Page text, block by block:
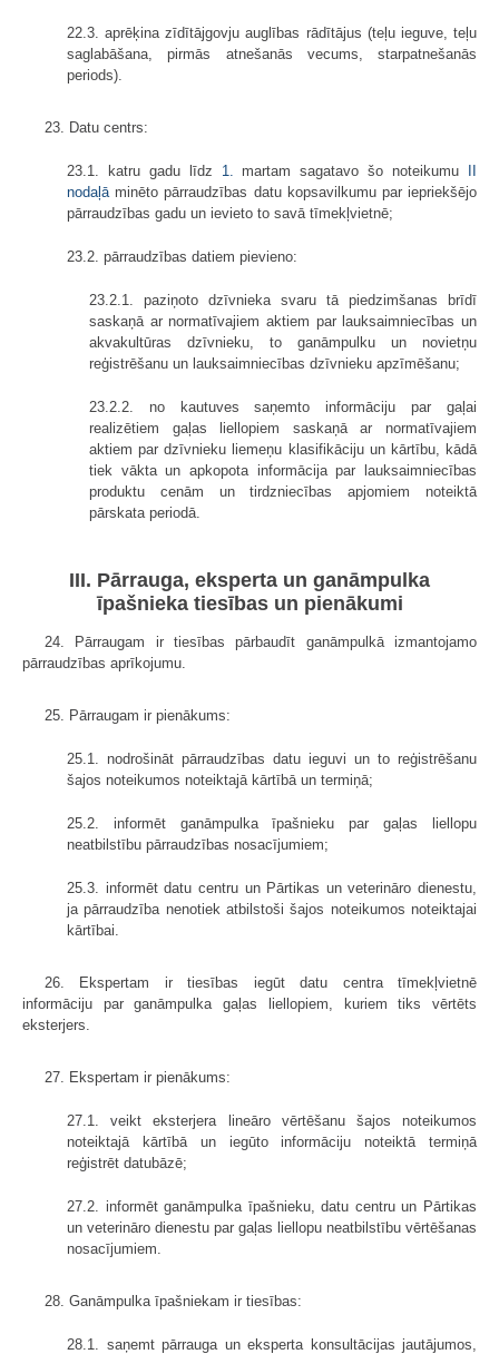
22.3. aprēķina zīdītājgovju auglības rādītājus (teļu ieguve, teļu
saglabāšana, pirmās atnešanās vecums, starpatnešanās
periods).
23. Datu centrs:
23.1. katru gadu līdz 1. martam sagatavo šo noteikumu
nodaļāminēto pārraudzības datu kopsavilkumu par iepriekšējo
pārraudzības gadu un ievieto to savā tīmekļvietnē;
23.2. pārraudzības datiem pievieno:
23.2.1. paziņoto dzīvnieka svaru tā piedzimšanas brīdī
saskaņā ar normatīvajiem aktiem par lauksaimniecības un
akvakultūras dzīvnieku, to ganāmpulku un novietņu
reģistrēšanu un lauksaimniecības dzīvnieku apzīmēšanu;
23.2.2. no kautuves saņemto informāciju par gaļai
realizētiem gaļas liellopiem saskaņā ar normatīvajiem
aktiem par dzīvnieku liemeņu klasifikāciju un kārtību, kādā
tiek vākta un apkopota informācija par lauksaimniecības
produktu cenām un tirdzniecības apjomiem noteiktā
pārskata periodā.
III. Pārrauga, eksperta un ganāmpulka
īpašnieka tiesības un pienākumi
24. Pārraugam ir tiesības pārbaudīt ganāmpulkā izmantojamo
pārraudzības aprīkojumu.
25. Pārraugam ir pienākums:
25.1. nodrošināt pārraudzības datu ieguvi un to reģistrēšanu
šajos noteikumos noteiktajā kārtībā un termiņā;
25.2. informēt ganāmpulka īpašnieku par gaļas liellopu
neatbilstību pārraudzības nosacījumiem;
25.3. informēt datu centru un Pārtikas un veterināro dienestu,
ja pārraudzība nenotiek atbilstoši šajos noteikumos noteiktajai
kārtībai.
26. Ekspertam ir tiesības iegūt datu centra tīmekļvietnē
informāciju par ganāmpulka gaļas liellopiem, kuriem tiks vērtēts
eksterjers.
27. Ekspertam ir pienākums:
27.1. veikt eksterjera lineāro vērtēšanu šajos noteikumos
noteiktajā kārtībā un iegūto informāciju noteiktā termiņā
reģistrēt datubāzē;
27.2. informēt ganāmpulka īpašnieku, datu centru un Pārtikas
un veterināro dienestu par gaļas liellopu neatbilstību vērtēšanas
nosacījumiem.
28. Ganāmpulka īpašniekam ir tiesības:
28.1. saņemt pārrauga un eksperta konsultācijas jautājumos,